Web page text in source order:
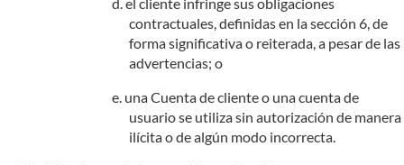
contractuales, definidas en la sección 6, de
forma significativa o reiterada, a pesar de las
advertencias; o
una Cuenta de cliente o una cuenta de
usuario se utiliza sin autorización de manera
ilícita o de algún modo incorrecta.